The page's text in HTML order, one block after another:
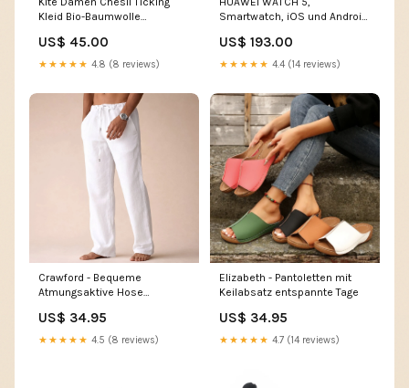
Kleid Bio-Baumwolle
US$ 45.00
★★★★★ 4.8 (8 reviews)
Smartwatch, iOS und Android,
eSIM röhrchen
US$ 193.00
★★★★★ 4.4 (14 reviews)
Crawford - Bequeme
Atmungsaktive Hose
US$ 34.95
★★★★★ 4.5 (8 reviews)
Elizabeth - Pantoletten mit
Keilabsatz entspannte Tage
US$ 34.95
★★★★★ 4.7 (14 reviews)